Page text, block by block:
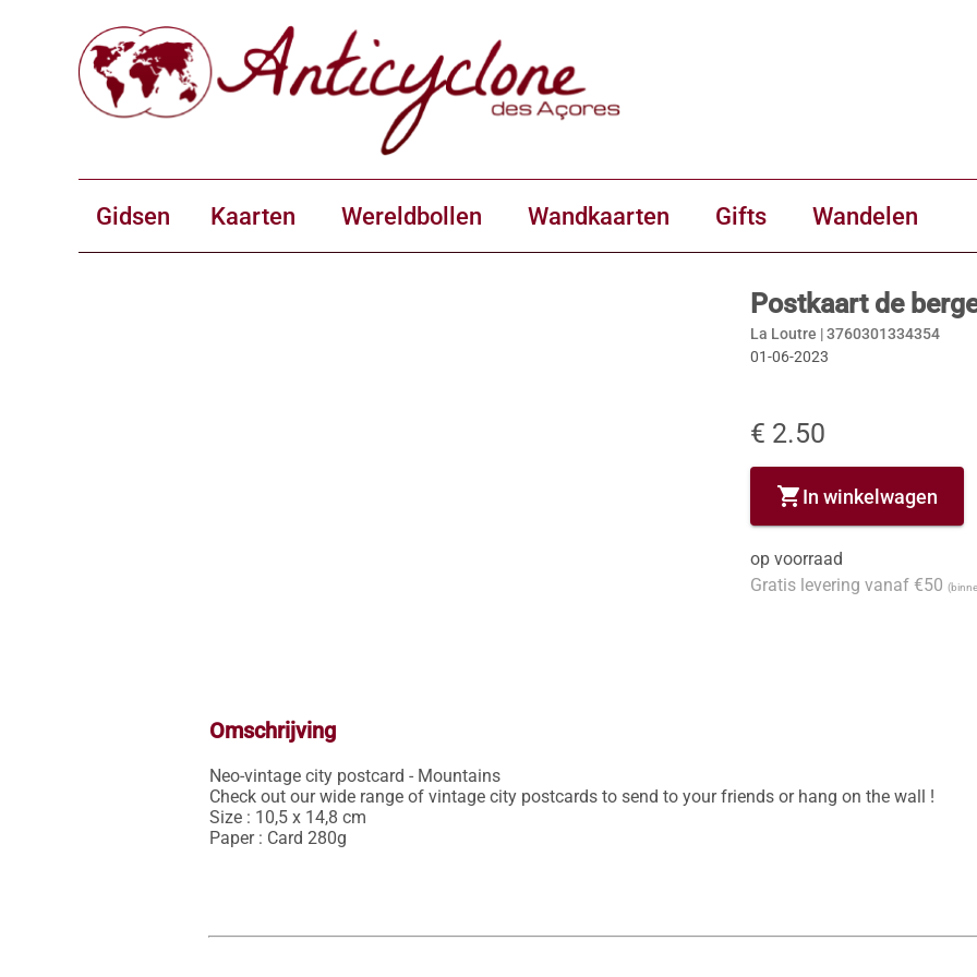
Gidsen Kaarten Wereldbollen Wandkaarten Gifts Wandelen
Postkaart de
La Loutre |3760301334354
01-06-2023
€ 2.50
shopping_cartIn winkelwagen
op voorraad
Gratis levering vanaf €50
Omschrijving
Neo-vintage city postcard - Mountains
Check out our wide range of vintage city postcards to send to your friends or hang on the wall !
Size : 10,5 x 14,8 cm
Paper : Card 280g